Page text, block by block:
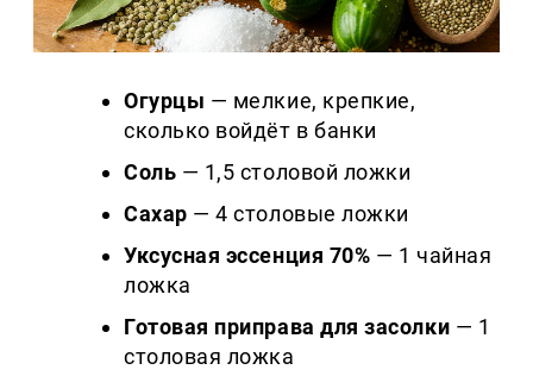
Огурцы — мелкие, крепкие,
сколько войдёт в банки
Соль — 1,5 столовой ложки
Сахар — 4 столовые ложки
Уксусная эссенция 70% — 1 чайная
ложка
Готовая приправа для засолки — 1
столовая ложка